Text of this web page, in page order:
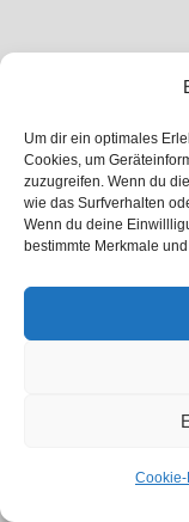
Um dir ein optimales
Cookies, um
zuzugreifen. Wenn du
wie das Surfverhalten
Wenn du deine
bestimmte Merkmale